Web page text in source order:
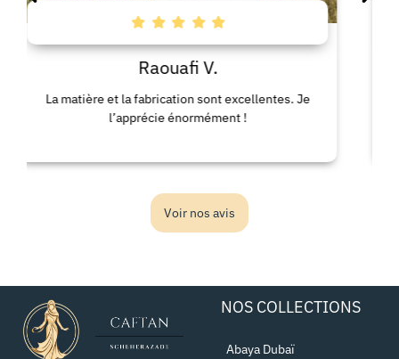
Raouafi V.
et la fabrication sont excellentes. Je
l’apprécie énormément !
Voir nos avis
NOS COLLECTIONS
Abaya Dubaï